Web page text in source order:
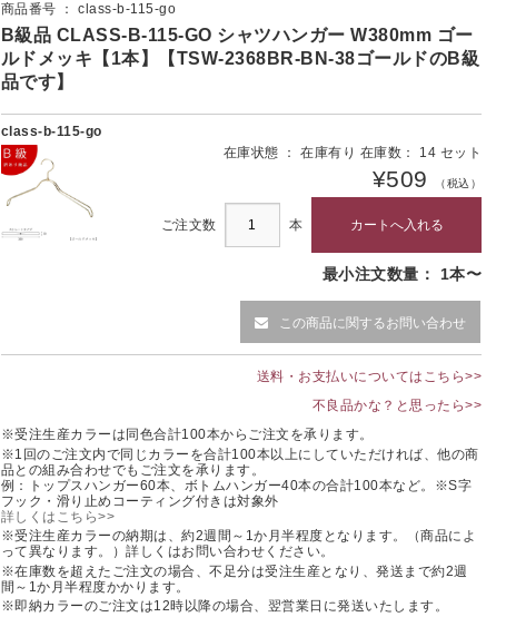
商品番号 ： class-b-115-go
B級品 CLASS-B-115-GO シャツハンガー W380mm ゴー
ルドメッキ【1本】【TSW-2368BR-BN-38ゴールドのB級
品です】
class-b-115-go
在庫状態 ： 在庫有り 在庫数： 14 セット
¥509 （税込）
ご注文数 本
最小注文数量： 1本〜
この商品に関するお問い合わせ
送料・お支払いについてはこちら>>
不良品かな？と思ったら>>
※受注生産カラーは同色合計100本からご注文を承ります。
※1回のご注文内で同じカラーを合計100本以上にしていただければ、他の商
品との組み合わせでもご注文を承ります。
例：トップスハンガー60本、ボトムハンガー40本の合計100本など。※S字
フック・滑り止めコーティング付きは対象外
詳しくはこちら>>
※受注生産カラーの納期は、約2週間～1か月半程度となります。（商品によ
って異なります。）詳しくはお問い合わせください。
※在庫数を超えたご注文の場合、不足分は受注生産となり、発送まで約2週
間～1か月半程度かかります。
※即納カラーのご注文は12時以降の場合、翌営業日に発送いたします。